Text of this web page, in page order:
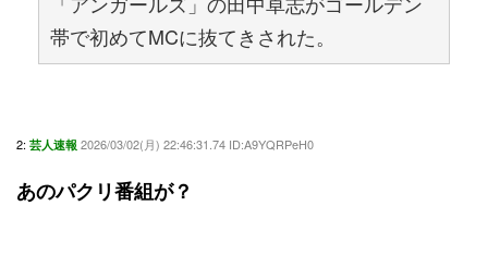
帯で初めてMCに抜てきされた。
2: 芸人速報 2026/03/02(月) 22:46:31.74 ID:A9YQRPeH0
あのパクリ番組が？